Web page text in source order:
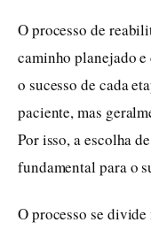
O processo de
caminho planejado e
o sucesso de cada
paciente, mas
Por isso, a escolha
fundamental para o
O processo se divide